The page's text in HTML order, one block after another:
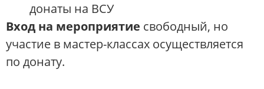
донаты на ВСУ
Вход на мероприятие свободный, но
участие в мастер-классах осуществляется
по донату.